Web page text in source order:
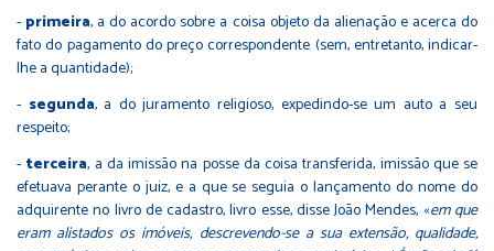
- primeira, a do acordo sobre a coisa objeto da alienação e acerca do
fato do pagamento do preço correspondente (sem, entretanto, indicar-
lhe a quantidade);
- segunda, a do juramento religioso, expedindo-se um auto a seu
respeito;
- terceira, a da imissão na posse da coisa transferida, imissão que se
efetuava perante o juiz, e a que se seguia o lançamento do nome do
adquirente no livro de cadastro, livro esse, disse João Mendes, «em que
eram alistados os imóveis, descrevendo-se a sua extensão, qualidade,